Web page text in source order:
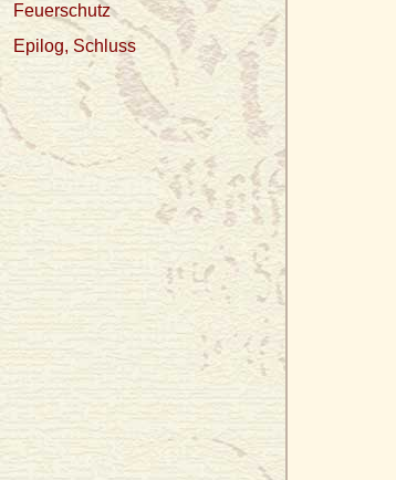
Feuerschutz
Epilog, Schluss